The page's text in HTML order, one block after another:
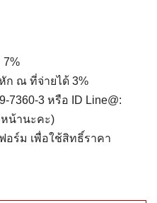
7%
ก ณ ที่จ่ายได้ 3%
7360-3 หรือ ID Line@:
หน้านะคะ)
อร์ม เพื่อใช้สิทธิ์ราคา